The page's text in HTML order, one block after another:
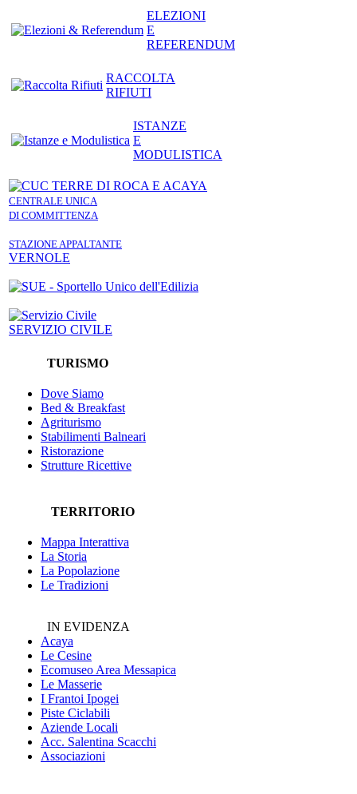
ELEZIONI
E
REFERENDUM
RACCOLTA
RIFIUTI
ISTANZE
E
MODULISTICA
CENTRALE UNICA
DI COMMITTENZA
STAZIONE APPALTANTE
VERNOLE
SERVIZIO CIVILE
TURISMO
Dove Siamo
Bed & Breakfast
Agriturismo
Stabilimenti Balneari
Ristorazione
Strutture Ricettive
TERRITORIO
Mappa Interattiva
La Storia
La Popolazione
Le Tradizioni
IN EVIDENZA
Acaya
Le Cesine
Ecomuseo Area Messapica
Le Masserie
I Frantoi Ipogei
Piste Ciclabili
Aziende Locali
Acc. Salentina Scacchi
Associazioni